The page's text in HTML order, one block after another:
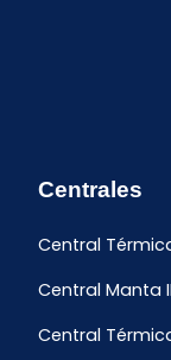
Centrales
Central
Central Manta II
Central